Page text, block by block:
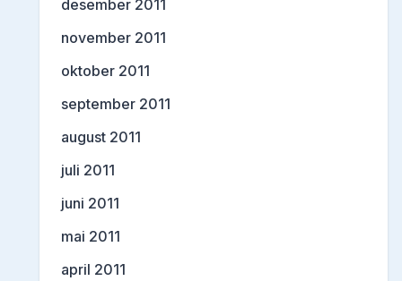
desember 2011
november 2011
oktober 2011
september 2011
august 2011
juli 2011
juni 2011
mai 2011
april 2011